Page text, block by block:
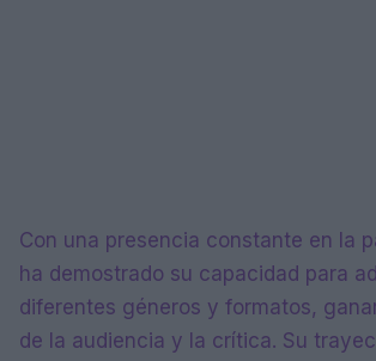
Con una presencia constante en la
ha demostrado su capacidad para
diferentes géneros y formatos,
de la audiencia y la crítica. Su